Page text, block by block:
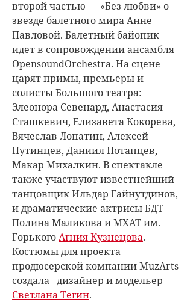
второй частью — «Без любви» о
звезде балетного мира Анне
Павловой. Балетный байопик
идет в сопровождении ансамбля
OpensoundOrchestra. На сцене
царят примы, премьеры и
солисты Большого театра:
Элеонора Севенард, Анастасия
Сташкевич, Елизавета Кокорева,
Вячеслав Лопатин, Алексей
Путинцев, Даниил Потапцев,
Макар Михалкин. В спектакле
также участвуют известнейший
танцовщик Ильдар Гайнутдинов,
и драматические актрисы БДТ
Полина Маликова и МХАТ им.
ГорькогоАгния Кузнецова.
Костюмы для проекта
продюсерской компании MuzArts
создала дизайнер и модельер
Светлана Тегин.